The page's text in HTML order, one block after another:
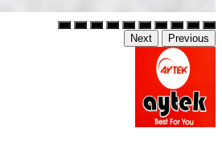
Previous
Next